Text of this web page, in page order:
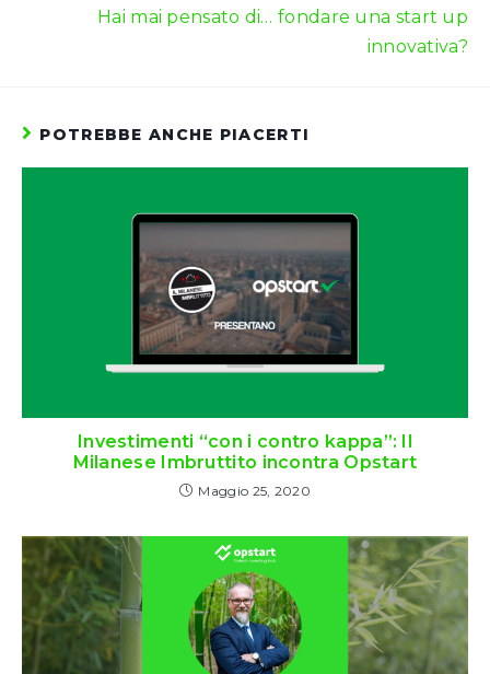
Hai mai pensato di… fondare una start up
innovativa?
POTREBBE ANCHE PIACERTI
Investimenti “con i contro kappa”: Il
Milanese Imbruttito incontra Opstart
Maggio 25, 2020